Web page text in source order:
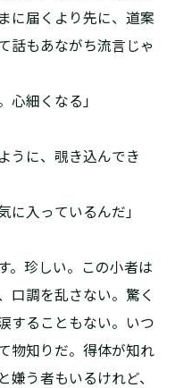
に届くより先に、道案
話もあながち流言じゃ
心細くなる」
うに、覗き込んでき
に入っているんだ」
。珍しい。この小者は
口調を乱さない。驚く
することもない。いつ
物知りだ。得体が知れ
嫌う者もいるけれど、